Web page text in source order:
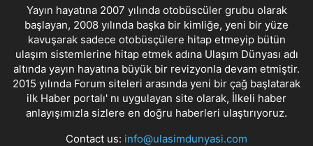
Yayın hayatına 2007 yılında otobüscüler grubu olarak
başlayan, 2008 yılında başka bir kimliğe, yeni bir yüze
kavuşarak sadece otobüsçülere hitap etmeyip bütün
ulaşım sistemlerine hitap etmek adına Ulaşım Dünyası adı
altında yayın hayatına büyük bir revizyonla devam etmiştir.
2015 yılında Forum siteleri arasında yeni bir çağ başlatarak
ilk Haber portalı' nı uygulayan site olarak, İlkeli haber
anlayışımızla sizlere en doğru haberleri ulaştırıyoruz.
Contact us: info@ulasimdunyasi.com